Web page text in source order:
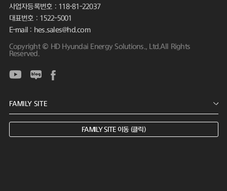
사업자등록번호 : 118-81-22037
대표번호 : 1522-5001
E-mail : hes.sales@hd.com
Copyright © HD Hyundai Energy Solutions., Ltd.All Rights
Reserved.
FAMILY SITE 이동 (클릭)